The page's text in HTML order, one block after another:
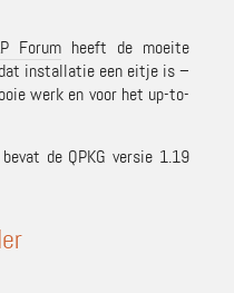
Forum heeft de moeite
installatie een eitje is –
werk en voor het up-to-
de QPKG versie 1.19